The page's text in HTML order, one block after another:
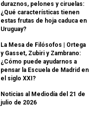
duraznos, pelones y ciruelas:
¿Qué características tienen
estas frutas de hoja caduca en
Uruguay?
La Mesa de Filósofos | Ortega
y Gasset, Zubiri y Zambrano:
¿Cómo puede ayudarnos a
pensar la Escuela de Madrid en
el siglo XXI?
Noticias al Mediodía del 21 de
julio de 2026